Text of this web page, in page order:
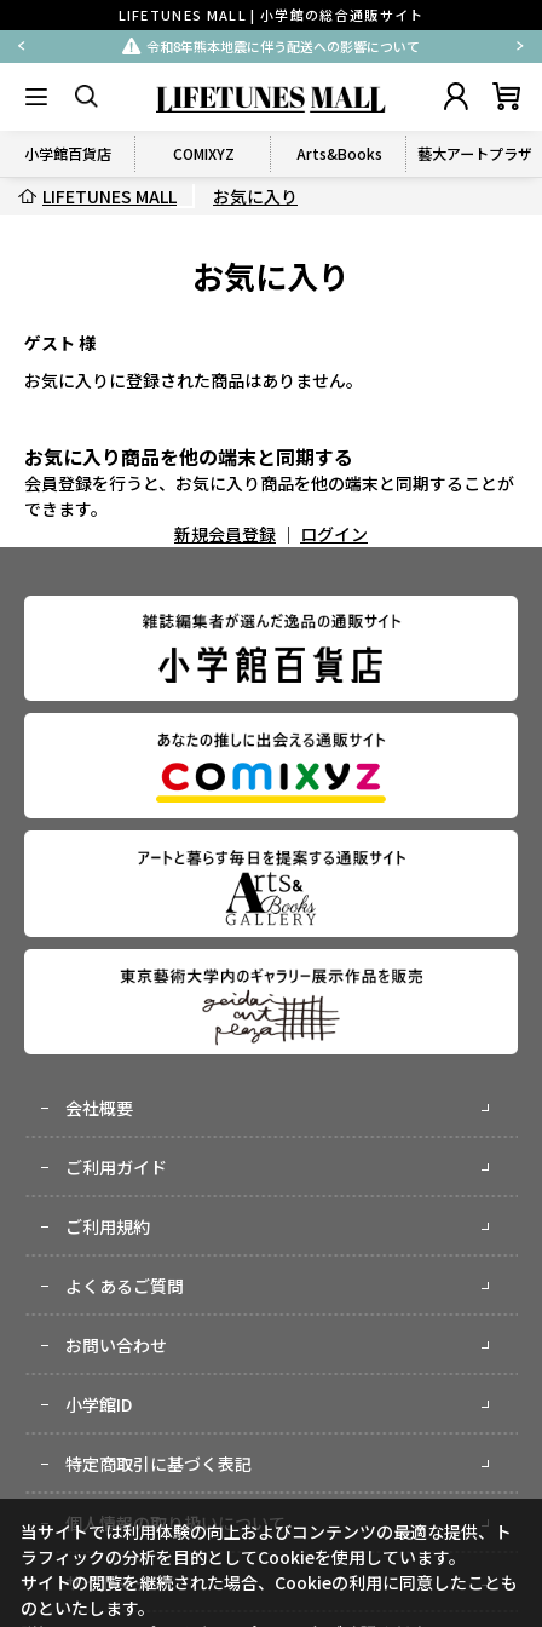
LIFETUNES MALL | 小学館の総合通販サイト
令和8年熊本地震に伴う配送への影響について
小学館百貨店 COMIXYZ Arts&Books 藝大アートプラザ
LIFETUNES MALL お気に入り
お気に入り
ゲスト 様
お気に入りに登録された商品はありません。
お気に入り商品を他の端末と同期する
会員登録を行うと、お気に入り商品を他の端末と同期することが
できます。
新規会員登録 ｜ ログイン
会社概要
ご利用ガイド
ご利用規約
よくあるご質問
お問い合わせ
小学館ID
特定商取引に基づく表記
個人情報の取り扱いについて
サイトマップ
当サイトでは利用体験の向上およびコンテンツの最適な提供、ト
ラフィックの分析を目的としてCookieを使用しています。
サイトの閲覧を継続された場合、Cookieの利用に同意したことも
のといたします。